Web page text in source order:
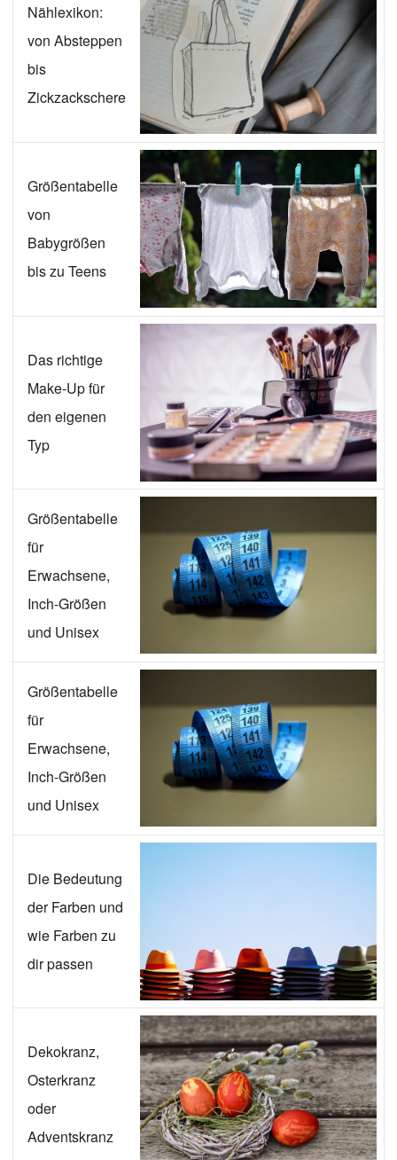
Nählexikon:
von Absteppen
bis
Zickzackschere
Größentabelle
von
Babygrößen
bis zu Teens
Das richtige
Make-Up für
den eigenen
Typ
Größentabelle
für
Erwachsene,
Inch-Größen
und Unisex
Größentabelle
für
Erwachsene,
Inch-Größen
und Unisex
Die Bedeutung
der Farben und
wie Farben zu
dir passen
Dekokranz,
Osterkranz
oder
Adventskranz